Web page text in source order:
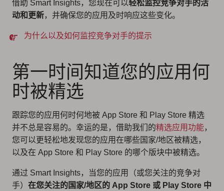
借助 Smart Insights，您现在可以轻松监控竞争对手的活
动和更新，并确保您的应用及时响应这些变化。
为什么以及如何监控竞争对手的提示
第一时间知道您的应用何
时被精选
跟踪您的应用何时何地被 App Store 和 Play Store 精选
并不总是容易的。幸运的是，借助我们的精选应用功能，
您可以更轻松地发现您的应用在哪些国家/地区被精选，
以及在 App Store 和 Play Store 的哪个版块中被精选。
通过 Smart Insights，当您的应用（或您关注的竞争对
手） 在您关注的国家/地区的 App Store 或 Play Store 中